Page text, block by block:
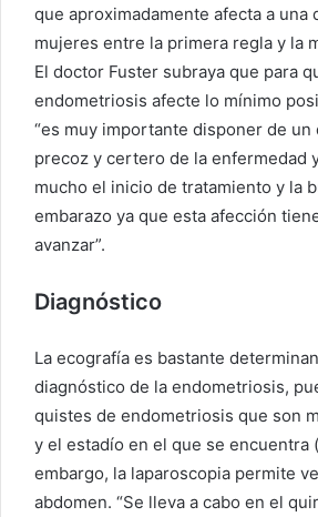
que aproximadamente afecta a una
mujeres entre la primera regla y la
El doctor Fuster subraya que para
endometriosis afecte lo mínimo
“es muy importante disponer de un
precoz y certero de la enfermedad
mucho el inicio de tratamiento y la
embarazo ya que esta afección
avanzar”.
Diagnóstico
La ecografía es bastante
diagnóstico de la endometriosis,
quistes de endometriosis que son
y el estadío en el que se encuentra
embargo, la laparoscopia permite
abdomen. “Se lleva a cabo en el